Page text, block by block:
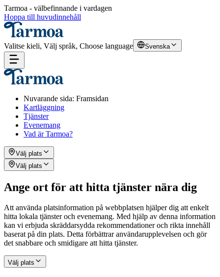
Tarmoa - välbefinnande i vardagen
Hoppa till huvudinnehåll
Valitse kieli, Välj språk, Choose language Svenska
Nuvarande sida: Framsidan
Kartläggning
Tjänster
Evenemang
Vad är Tarmoa?
Välj plats
Välj plats
Ange ort för att hitta tjänster nära dig
Att använda platsinformation på webbplatsen hjälper dig att enkelt
hitta lokala tjänster och evenemang. Med hjälp av denna information
kan vi erbjuda skräddarsydda rekommendationer och rikta innehåll
baserat på din plats. Detta förbättrar användarupplevelsen och gör
det snabbare och smidigare att hitta tjänster.
Välj plats